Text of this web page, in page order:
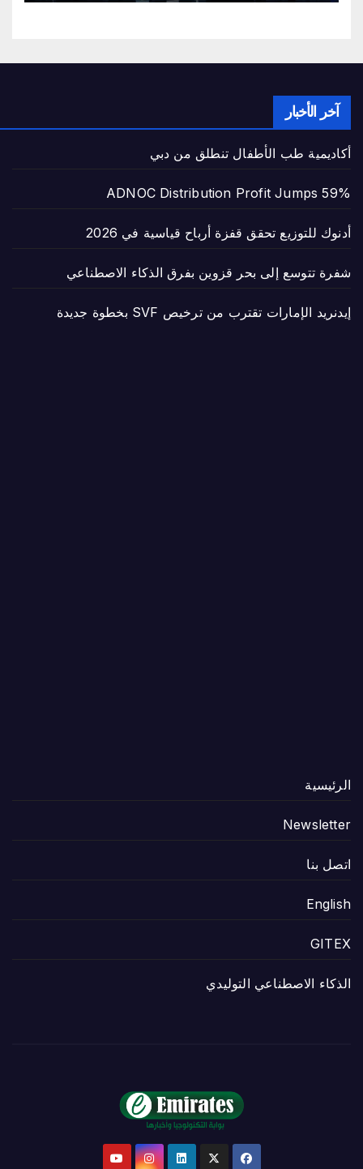
آخر الأخبار
أكاديمية طب الأطفال تنطلق من دبي
ADNOC Distribution Profit Jumps 59%
أدنوك للتوزيع تحقق قفزة أرباح قياسية في 2026
شفرة تتوسع إلى بحر قزوين بفرق الذكاء الاصطناعي
إيدنريد الإمارات تقترب من ترخيص SVF بخطوة جديدة
الرئيسية
Newsletter
اتصل بنا
English
GITEX
الذكاء الاصطناعي التوليدي